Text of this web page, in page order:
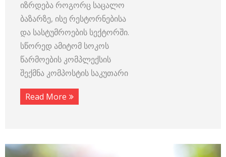
იზრდება როგორც საცალო
ბაზარზე, ისე რესტორნებისა
და სასტუმროების სექტორში.
სწორედ ამიტომ სოკოს
წარმოების კომპლექსის
შექმნა კომპოსტის საკუთარი
Read More